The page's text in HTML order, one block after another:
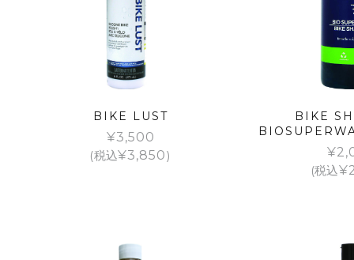
BIKE LUST
¥3,500
(税込¥3,850)
BIKE
¥
(税込¥